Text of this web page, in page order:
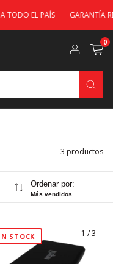
TODO EL PAÍS GARANTÍA
0
3 productos
Ordenar por:
Más vendidos
1 /3
STOCK